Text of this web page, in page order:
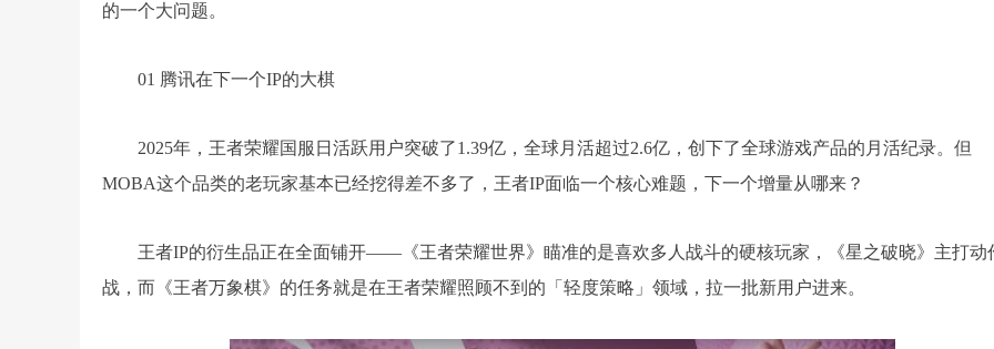
的一个大问题。
01 腾讯在下一个IP的大棋
2025年，王者荣耀国服日活跃用户突破了1.39亿，全球月活超过2.6亿，创下了全球游戏产品的月活纪录。但
MOBA这个品类的老玩家基本已经挖得差不多了，王者IP面临一个核心难题，下一个增量从哪来？
王者IP的衍生品正在全面铺开——《王者荣耀世界》瞄准的是喜欢多人战斗的硬核玩家，《星之破晓》主打动
战，而《王者万象棋》的任务就是在王者荣耀照顾不到的「轻度策略」领域，拉一批新用户进来。